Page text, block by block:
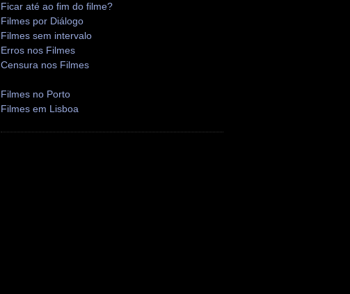
Ficar até ao fim do filme?
Filmes por Diálogo
Filmes sem intervalo
Erros nos Filmes
Censura nos Filmes
Filmes no Porto
Filmes em Lisboa